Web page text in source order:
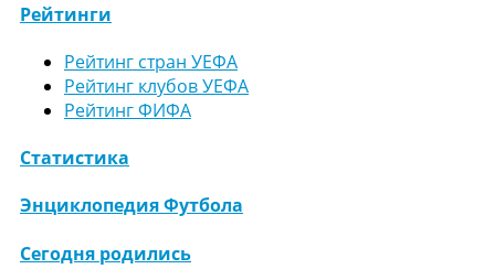
Рейтинги
Рейтинг стран УЕФА
Рейтинг клубов УЕФА
Рейтинг ФИФА
Статистика
Энциклопедия Футбола
Сегодня родились